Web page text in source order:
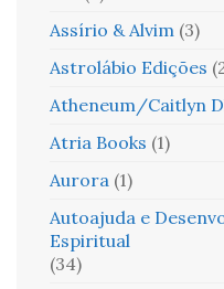
Assírio & Alvim (3)
Astrolábio Edições
Atheneum/Caitlyn
Atria Books (1)
Aurora (1)
Autoajuda e
Espiritual
(34)